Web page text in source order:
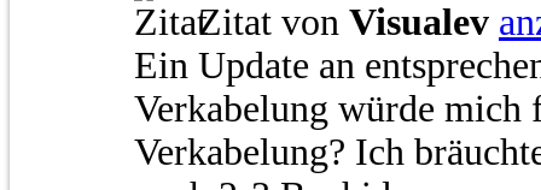
Zitat von Visualev
Ein Update an
Verkabelung würde mich
Verkabelung? Ich